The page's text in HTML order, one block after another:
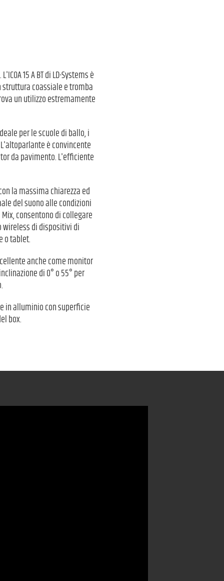
15 A BT di LD-Systems è
coassiale e tromba
un utilizzo estremamente
per le scuole di ballo, i
è convincente
da pavimento. L'efficiente
la massima chiarezza ed
del suono alle condizioni
consentono di collegare
wireless di dispositivi di
o tablet.
anche come monitor
di 0° o 55° per
in alluminio con superficie
box.